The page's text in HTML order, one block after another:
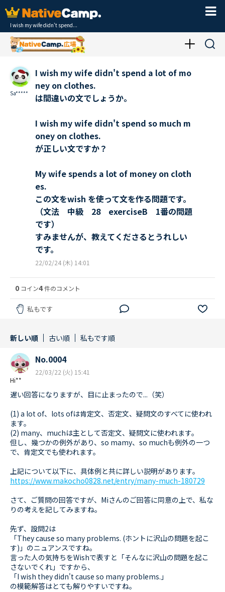
I wish my wife didn't spend...
Sa*****
I wish my wife didn't spend a lot of mo
ney on clothes.
は間違いの文でしょうか。
I wish my wife didn't spend so much m
oney on clothes.
が正しい文ですか？
My wife spends a lot of money on cloth
es.
この文をwish を使って文を作る問題です。
（文法 中級 28 exerciseB 1番の問題
です）
すみませんが、教えてくださるとうれしい
です。
22/02/24 (木) 14:01
0 コイン4件のコメント
私もです
新しい順 古い順 私もです順
Hi**
No.0004
22/03/22 (火) 15:41
遅い回答になりますが、目に止まったので...（笑）
(1) a lot of、lots ofは肯定文、否定文、疑問文のすべてに使われ
ます。
(2) many、muchは主として否定文、疑問文に使われます。
但し、幾つかの例外があり、so mamy、so muchも例外の一つ
で、肯定文でも使われます。
上記について以下に、具体例と共に詳しい説明があります。
https://www.makocho0828.net/entry/many-much-180729
さて、ご質問の回答ですが、Miさんのご回答に同意の上で、私な
りの考えを記してみますね。
先ず、設問2は
「They cause so many problems. (ホントに沢山の問題を起こ
す)」のニュアンスですね。
言った人の気持ちをWishで表すと「そんなに沢山の問題を起こ
さないでくれ」ですから、
「I wish they didn't cause so many problems.」
の模範解答はとても解りやすいですね。